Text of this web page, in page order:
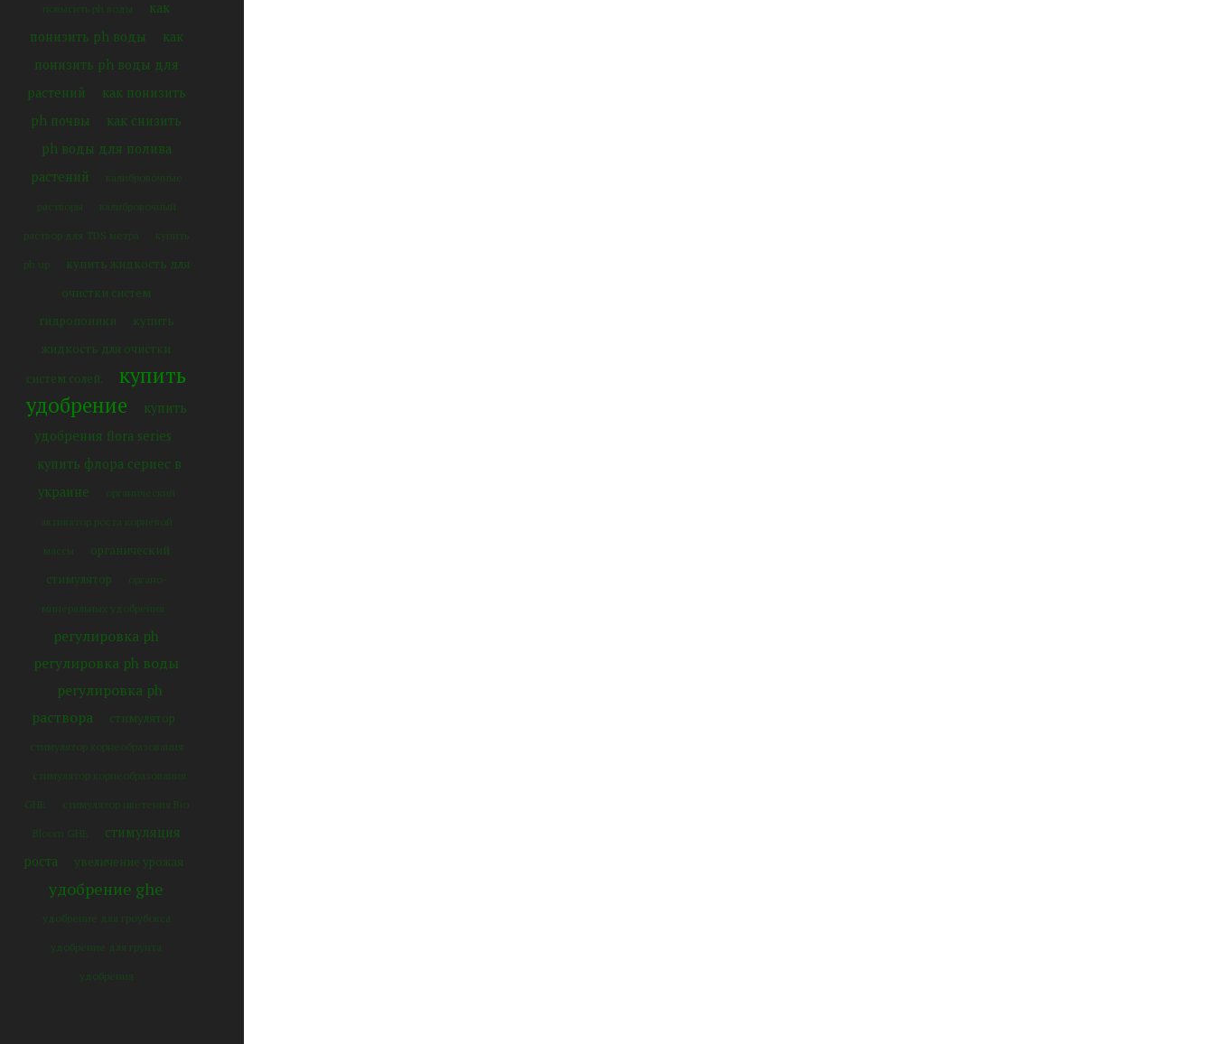
повысить ph воды
как
понизить ph воды
как
понизить ph воды для
растений
как понизить
ph почвы
как снизить
ph воды для полива
растений
калибровочные
растворы калибровочный
раствор для TDS метра купить
ph up
купить жидкость для
очистки систем
гидропоники
купить
жидкость для очистки
систем солей.
купить
удобрение
купить
удобрения flora series
купить флора сериес в
украине
органический
активатор роста корневой
массы
органический
стимулятор
органо-
минеральных удобрения
регулировка ph
регулировка ph воды
регулировка ph
раствора
стимулятор
стимулятор корнеобразования
стимулятор корнеобразования
GHE стимулятор цветения Bio
Bloom GHE
стимуляция
роста
увеличение урожая
удобрение ghe
удобрение для гроубокса
удобрение для грунта
удобрения